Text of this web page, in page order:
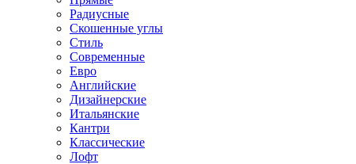
Радиусные
Скошенные углы
Стиль
Современные
Евро
Английские
Дизайнерские
Итальянские
Кантри
Классические
Лофт